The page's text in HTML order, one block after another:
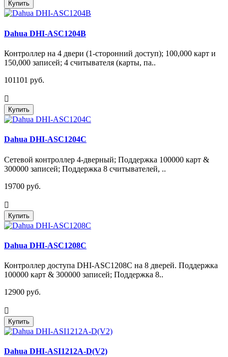
Купить
Dahua DHI-ASC1204B
Контроллер на 4 двери (1-сторонний доступ); 100,000 карт и
150,000 записей; 4 считывателя (карты, па..
101101 руб.
Купить
Dahua DHI-ASC1204C
Сетевой контроллер 4-дверный; Поддержка 100000 карт &
300000 записей; Поддержка 8 считывателей, ..
19700 руб.
Купить
Dahua DHI-ASC1208C
Контроллер доступа DHI-ASC1208C на 8 дверей. Поддержка
100000 карт & 300000 записей; Поддержка 8..
12900 руб.
Купить
Dahua DHI-ASI1212A-D(V2)